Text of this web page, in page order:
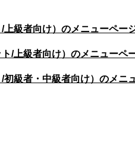
上級者向け）のメニューペー
/上級者向け）のメニューペ
初級者・中級者向け）のメニ